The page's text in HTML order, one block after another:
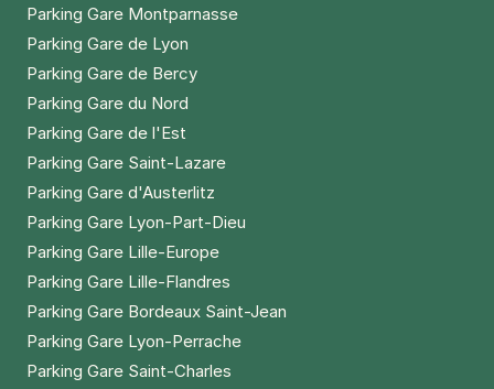
1 avenue Claude Vellefaux
(tarifs dégressifs)
Réserver
Paris - Buttes-Chaumont - Belleville
19 rue Rebeval
75019Paris
(486 avis)
2,50 € /heure ,21 €/jour,65 €/semaine
Réserver
Parking Gare Montparnasse
Parking Gare de Lyon
Parking Gare de Bercy
Parking Gare du Nord
Parking Gare de l'Est
Parking Gare Saint-Lazare
Parking Gare d'Austerlitz
Parking Gare Lyon-Part-Dieu
Parking Gare Lille-Europe
Parking Gare Lille-Flandres
Parking Gare Bordeaux Saint-Jean
Parking Gare Lyon-Perrache
Parking Gare Saint-Charles